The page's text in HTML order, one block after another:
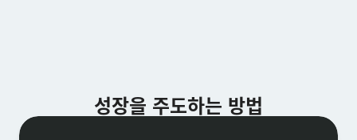
성장을 주도하는 방법